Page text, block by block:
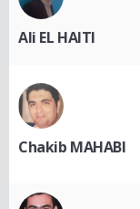
Ali EL HAITI
Chakib MAHABI